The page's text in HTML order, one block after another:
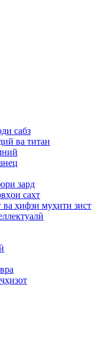
сабз
ва титан
зард
сахт
ва ҳифзи муҳити зист